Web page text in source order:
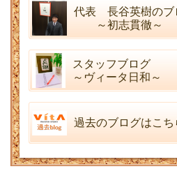
代表 長谷英樹のブ
～初志貫徹～
スタッフブログ
～ヴィータ日和～
過去のブログはこち